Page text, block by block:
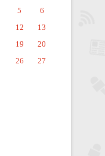
5
6
12
13
19
20
26
27